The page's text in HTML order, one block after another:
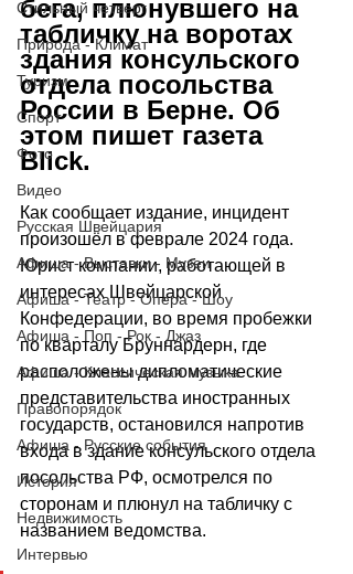
Стильный четверг
Природа - Климат
Туризм
Спорт
Фото
Видео
Русская Швейцария
Афиша - Выставки - Музеи
Афиша - Театр - Опера - Шоу
Афиша - Поп - Рок - Джаз
Афиша - Классическая музыка
Правопорядок
Афиша - Русские события
История
Недвижимость
Интервью
бега, плюнувшего на
табличку на воротах
здания консульского
отдела посольства
России в Берне. Об
этом пишет газета
Blick.
Как сообщает издание, инцидент
произошёл в феврале 2024 года.
Юрист компании, работающей в
интересах Швейцарской
Конфедерации, во время пробежки
по кварталу Бруннардерн, где
расположены дипломатические
представительства иностранных
государств, остановился напротив
входа в здание консульского отдела
посольства РФ, осмотрелся по
сторонам и плюнул на табличку с
названием ведомства.